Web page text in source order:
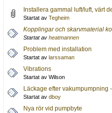
Installera gammal luft/luft, värt
Startat av Tegheim
Kopplingar och skarvmaterial
Startat av heatmannen
Problem med installation
Startat av larssaman
Vibrations
Startat av Wilson
Läckage efter vakumpumpning
Startat av dboy
Nya rör vid pumpbyte